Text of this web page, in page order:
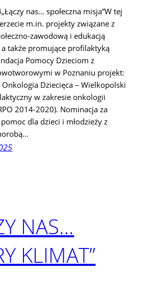
nas… społeczna misja”W tej
m.in. projekty związane z
zawodową i edukacją
także promujące profilaktyką
Pomocy Dzieciom z
w Poznaniu projekt:
Dziecięca – Wielkopolski
w zakresie onkologii
2014-2020). Nominacja za
dla dzieci i młodzieży z
NAS…
KLIMAT”